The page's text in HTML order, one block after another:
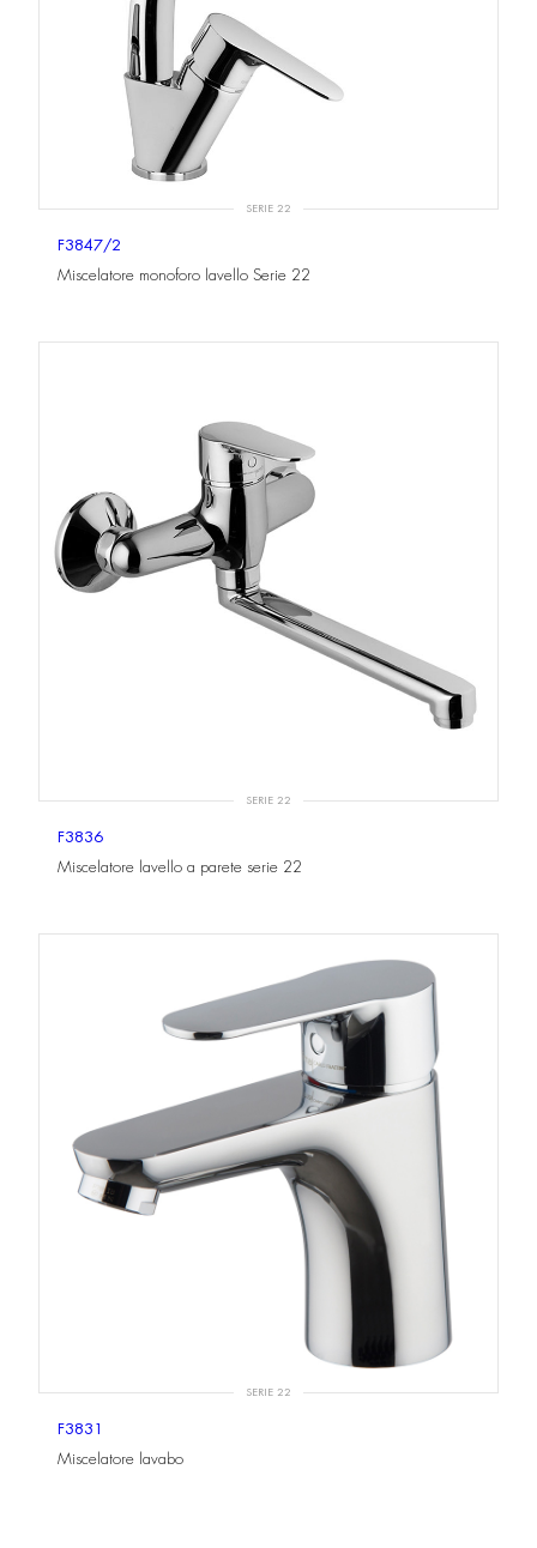
SERIE 22
F3847/2
Miscelatore monoforo lavello Serie 22
SERIE 22
F3836
Miscelatore lavello a parete serie 22
SERIE 22
F3831
Miscelatore lavabo